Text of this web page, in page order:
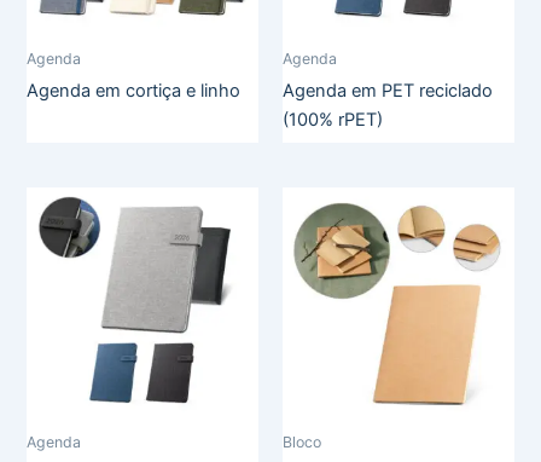
Agenda
Agenda em cortiça e linho
Agenda
Agenda em PET reciclado
(100% rPET)
Agenda Bloco